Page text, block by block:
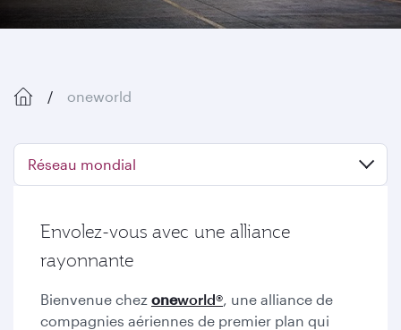
oneworld
Réseau mondial
Envolez-vous avec une alliance
rayonnante
Bienvenue chez oneworld®, une alliance de
compagnies aériennes de premier plan qui